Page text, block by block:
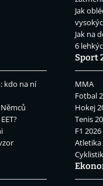
Jak
Jak na
6
kdo na ní
Sport
MMA
Fotbal
Hokej
Tenis
F1 2026
Atletika